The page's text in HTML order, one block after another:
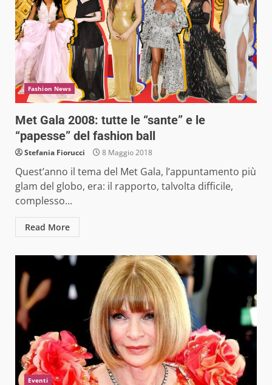
Fashion News
Met Gala 2008: tutte le “sante” e le
“papesse” del fashion ball
Stefania Fiorucci 8 Maggio 2018
Quest’anno il tema del Met Gala, l’appuntamento più
glam del globo, era: il rapporto, talvolta difficile,
complesso...
Read More
Eventi